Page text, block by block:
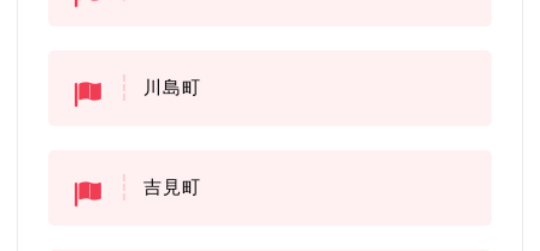
川島町
吉見町